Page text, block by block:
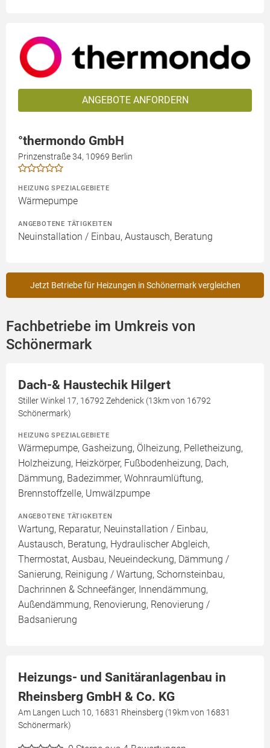
ANGEBOTE ANFORDERN
°thermondo GmbH
Prinzenstraße 34, 10969 Berlin
HEIZUNG SPEZIALGEBIETE
Wärmepumpe
ANGEBOTENE TÄTIGKEITEN
Neuinstallation / Einbau, Austausch, Beratung
Jetzt Betriebe für Heizungen in Schönermark vergleichen
Fachbetriebe im Umkreis von
Schönermark
Dach-& Haustechik Hilgert
Stiller Winkel 17, 16792 Zehdenick (13km von 16792
Schönermark)
HEIZUNG SPEZIALGEBIETE
Wärmepumpe, Gasheizung, Ölheizung, Pelletheizung,
Holzheizung, Heizkörper, Fußbodenheizung, Dach,
Dämmung, Badezimmer, Wohnraumlüftung,
Brennstoffzelle, Umwälzpumpe
ANGEBOTENE TÄTIGKEITEN
Wartung, Reparatur, Neuinstallation / Einbau,
Austausch, Beratung, Hydraulischer Abgleich,
Thermostat, Ausbau, Neueindeckung, Dämmung /
Sanierung, Reinigung / Wartung, Schornsteinbau,
Dachrinnen & Schneefänger, Innendämmung,
Außendämmung, Renovierung, Renovierung /
Badsanierung
Heizungs- und Sanitäranlagenbau in
Rheinsberg GmbH & Co. KG
Am Langen Luch 10, 16831 Rheinsberg (19km von 16831
Schönermark)